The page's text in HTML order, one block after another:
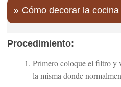
Procedimiento:
Primero coloque el filtro y
la misma donde